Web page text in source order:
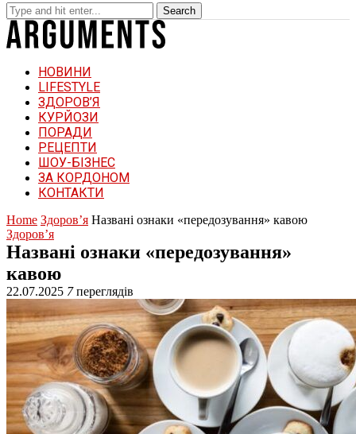
Search
НОВИНИ
LIFESTYLE
ЗДОРОВ’Я
КУРЙОЗИ
ПОРАДИ
РЕЦЕПТИ
ШОУ-БІЗНЕС
ЗА КОРДОНОМ
КОНТАКТИ
Home Здоров’я Названі ознаки «передозування» кавою
Здоров’я
Названі ознаки «передозування»
кавою
22.07.2025 7переглядів